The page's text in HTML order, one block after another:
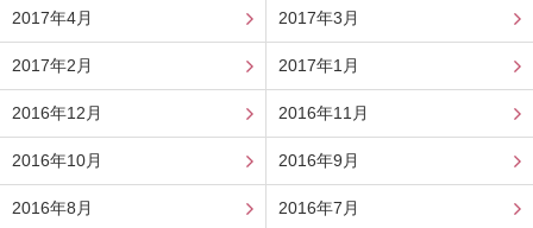
2017年4月 2017年3月
2017年2月 2017年1月
2016年12月 2016年11月
2016年10月 2016年9月
2016年8月 2016年7月